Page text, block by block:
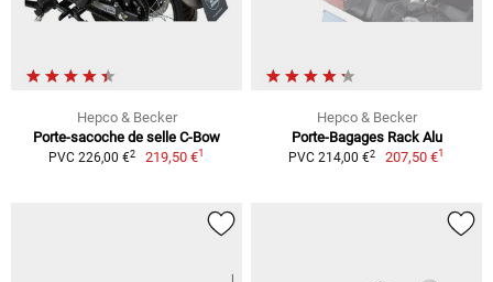
Hepco & Becker
Porte-sacoche de selle C-Bow
PVC 226,00 €2 219,50 €1
Hepco & Becker
Porte-Bagages Rack Alu
PVC 214,00 €2 207,50 €1